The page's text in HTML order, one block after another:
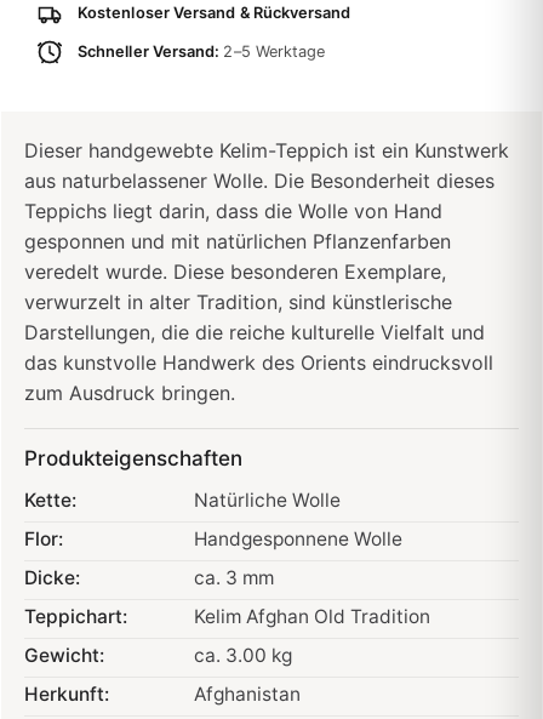
Kostenloser Versand & Rückversand
Schneller Versand: 2–5 Werktage
Dieser handgewebte Kelim-Teppich ist ein Kunstwerk
aus naturbelassener Wolle. Die Besonderheit dieses
Teppichs liegt darin, dass die Wolle von Hand
gesponnen und mit natürlichen Pflanzenfarben
veredelt wurde. Diese besonderen Exemplare,
verwurzelt in alter Tradition, sind künstlerische
Darstellungen, die die reiche kulturelle Vielfalt und
das kunstvolle Handwerk des Orients eindrucksvoll
zum Ausdruck bringen.
Produkteigenschaften
Kette:
Natürliche Wolle
Flor:
Handgesponnene Wolle
Dicke:
ca. 3 mm
Teppichart:
Kelim Afghan Old Tradition
Gewicht:
ca. 3.00 kg
Herkunft:
Afghanistan